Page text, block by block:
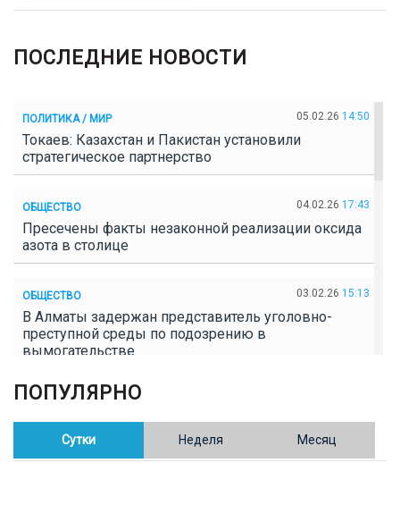
ПОСЛЕДНИЕ НОВОСТИ
ПОЛИТИКА / МИР 05.02.26 14:50
Токаев: Казахстан и Пакистан установили
стратегическое партнерство
ОБЩЕСТВО 04.02.26 17:43
Пресечены факты незаконной реализации оксида
азота в столице
ОБЩЕСТВО 03.02.26 15:13
В Алматы задержан представитель уголовно-
преступной среды по подозрению в
вымогательстве
ОБЩЕСТВО
Полицейские пресекли незаконное выращивание
конопли в Таразе
ПОПУЛЯРНО
Сутки Неделя Месяц